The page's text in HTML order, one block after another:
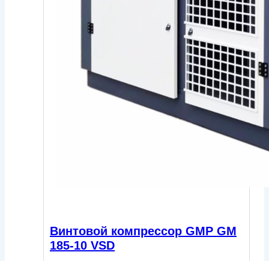
Винтовой компрессор GMP GM
185-10 VSD